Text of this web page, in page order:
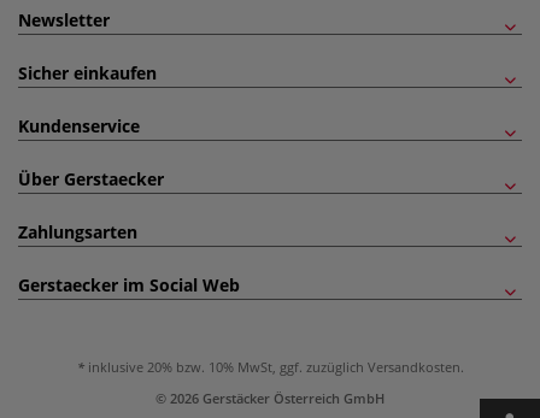
Newsletter
Sicher einkaufen
Kundenservice
Über Gerstaecker
Zahlungsarten
Gerstaecker im Social Web
inklusive 20% bzw. 10% MwSt, ggf. zuzüglich Versandkosten.
© 2026 Gerstäcker Österreich GmbH